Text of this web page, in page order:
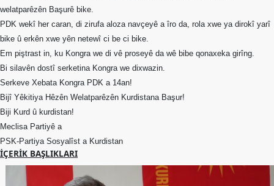
İl
Örgütleri
Gençlik
Kolları
GÜNDEM
Basından
Basın
Açıklamaları
Etkinlikler
welatparêzên Başurê bike.
PDK wekî her caran, di zirufa aloza navçeyê a îro da, rola xwe ya dirokî yarî
bike û erkên xwe yên netewî ci be ci bike.
Em piştrast in, ku Kongra we di vê proseyê da wê bibe qonaxeka girîng.
Bi silavên dostî serketina Kongra we dixwazin.
Serkeve Xebata Kongra PDK a 14an!
Bijî Yêkitiya Hêzên Welatparêzên Kurdistana Başur!
Biji Kurd û kurdistan!
Meclisa Partiyê a
PSK-Partiya Sosyalîst a Kurdistan
İÇERIK BAŞLIKLARI